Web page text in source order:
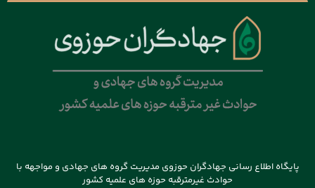
پایگاه اطلاع رسانی جهادگران حوزوی مدیریت گروه های جهادی و مواجهه با
حوادث غیرمترقبه حوزه های علمیه کشور